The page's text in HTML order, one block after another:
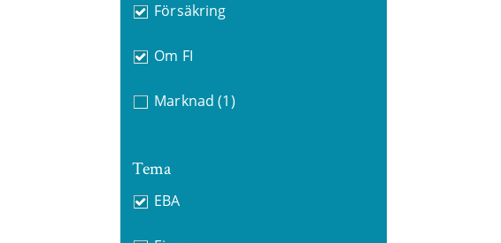
Försäkring
Om FI
Marknad (1)
Tema
EBA